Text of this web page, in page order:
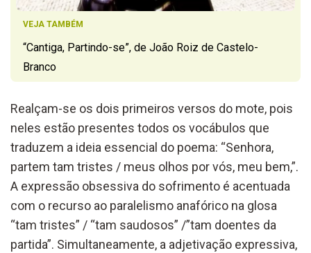
VEJA TAMBÉM
“Cantiga, Partindo-se”, de João Roiz de Castelo-
Branco
Realçam-se os dois primeiros versos do mote, pois
neles estão presentes todos os vocábulos que
traduzem a ideia essencial do poema: “Senhora,
partem tam tristes / meus olhos por vós, meu bem,”.
A expressão obsessiva do sofrimento é acentuada
com o recurso ao paralelismo anafórico na glosa
“tam tristes” / “tam saudosos” /”tam doentes da
partida”. Simultaneamente, a adjetivação expressiva,